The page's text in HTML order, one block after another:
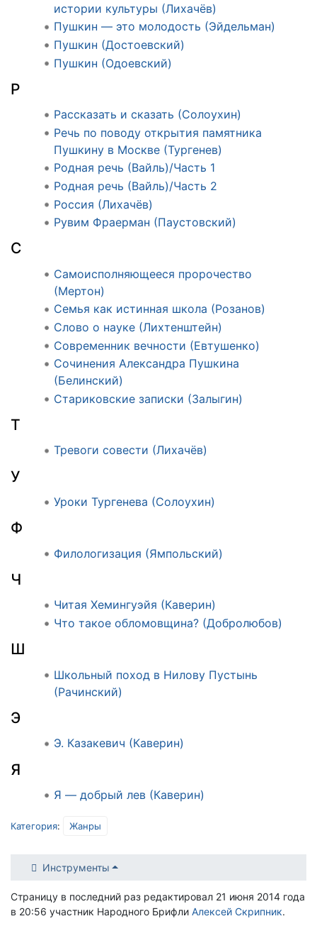
истории культуры (Лихачёв)
Пушкин — это молодость (Эйдельман)
Пушкин (Достоевский)
Пушкин (Одоевский)
Р
Рассказать и сказать (Солоухин)
Речь по поводу открытия памятника
Пушкину в Москве (Тургенев)
Родная речь (Вайль)/Часть 1
Родная речь (Вайль)/Часть 2
Россия (Лихачёв)
Рувим Фраерман (Паустовский)
С
Самоисполняющееся пророчество
(Мертон)
Семья как истинная школа (Розанов)
Слово о науке (Лихтенштейн)
Современник вечности (Евтушенко)
Сочинения Александра Пушкина
(Белинский)
Стариковские записки (Залыгин)
Т
Тревоги совести (Лихачёв)
У
Уроки Тургенева (Солоухин)
Ф
Филологизация (Ямпольский)
Ч
Читая Хемингуэйя (Каверин)
Что такое обломовщина? (Добролюбов)
Ш
Школьный поход в Нилову Пустынь
(Рачинский)
Э
Э. Казакевич (Каверин)
Я
Я — добрый лев (Каверин)
Категория: Жанры
Инструменты
Страницу в последний раз редактировал 21 июня 2014 года
в 20:56 участник Народного Брифли Алексей Скрипник.